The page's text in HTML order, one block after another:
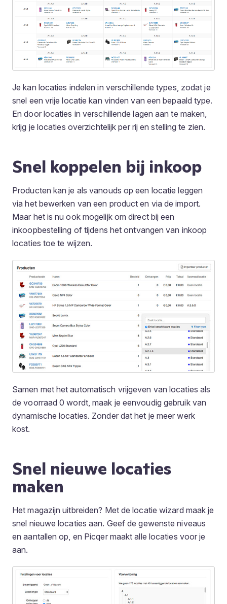
Je kan locaties indelen in verschillende types, zodat je
snel een vrije locatie kan vinden van een bepaald type.
En door locaties in verschillende lagen aan te maken,
krijg je locaties overzichtelijk per rij en stelling te zien.
Snel koppelen bij inkoop
Producten kan je als vanouds op een locatie leggen
via het bewerken van een product en via de import.
Maar het is nu ook mogelijk om direct bij een
inkoopbestelling of tijdens het ontvangen van inkoop
locaties toe te wijzen.
Samen met het automatisch vrijgeven van locaties als
de voorraad 0 wordt, maak je eenvoudig gebruik van
dynamische locaties. Zonder dat het je meer werk
kost.
Snel nieuwe locaties
maken
Het magazijn uitbreiden? Met de locatie wizard maak je
snel nieuwe locaties aan. Geef de gewenste niveaus
en aantallen op, en Picqer maakt alle locaties voor je
aan.